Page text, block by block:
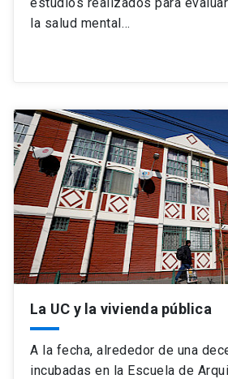
la salud mental…
La UC y la vivienda pública
A la fecha, alrededor de una
incubadas en la Escuela de